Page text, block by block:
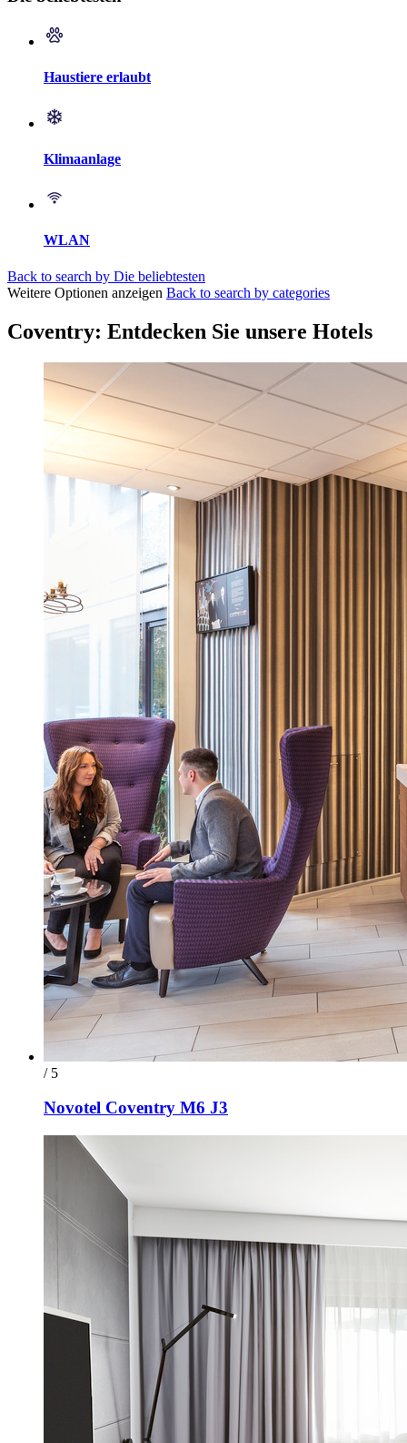
Haustiere erlaubt
Klimaanlage
WLAN
Back to search by Die beliebtesten
Weitere Optionen anzeigen Back to search by categories
Coventry: Entdecken Sie unsere Hotels
/ 5
Novotel Coventry M6 J3